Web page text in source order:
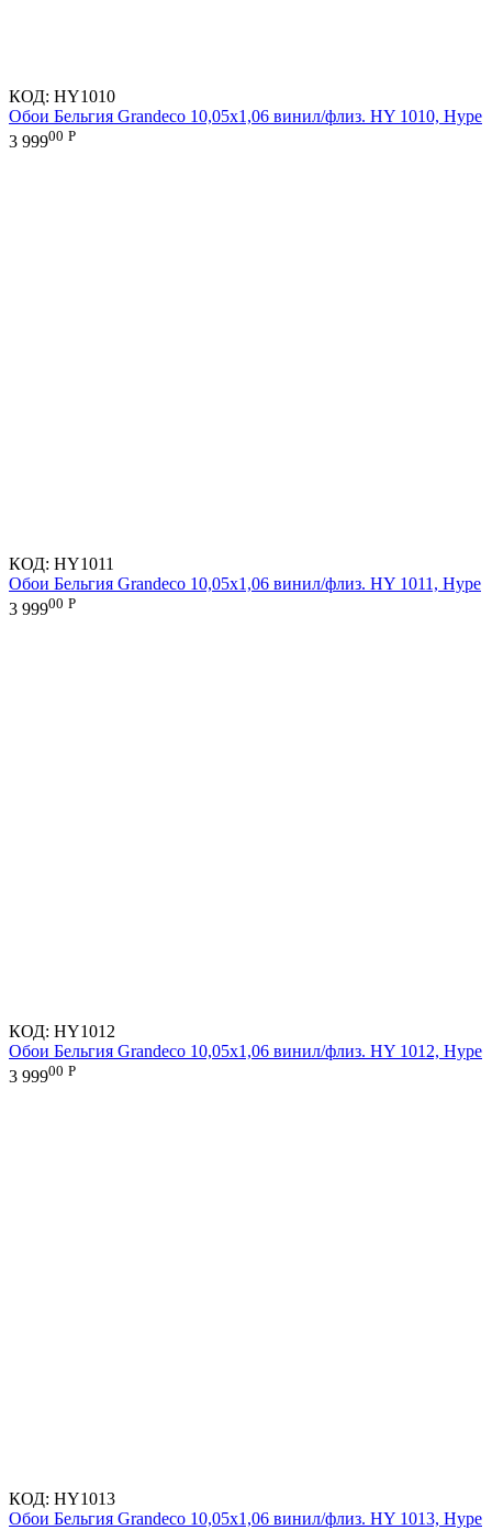
КОД: HY1010
Обои Бельгия Grandeco 10,05х1,06 винил/флиз. HY 1010, Hype
3 99900 Р
КОД: HY1011
Обои Бельгия Grandeco 10,05х1,06 винил/флиз. HY 1011, Hype
3 99900 Р
КОД: HY1012
Обои Бельгия Grandeco 10,05х1,06 винил/флиз. HY 1012, Hype
3 99900 Р
КОД: HY1013
Обои Бельгия Grandeco 10,05х1,06 винил/флиз. HY 1013, Hype